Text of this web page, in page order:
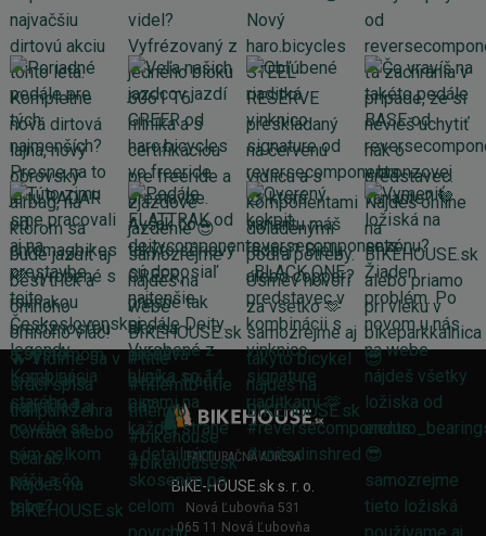
FAKTURAČNÁ ADRESA
BIKE-HOUSE.sk s. r. o.
Nová Ľubovňa 531
065 11 Nová Ľubovňa